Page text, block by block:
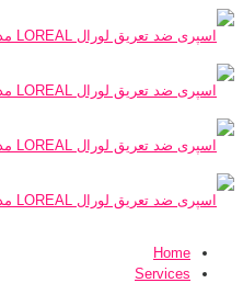
Home
Services